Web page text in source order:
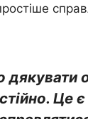
дякувати
Це є